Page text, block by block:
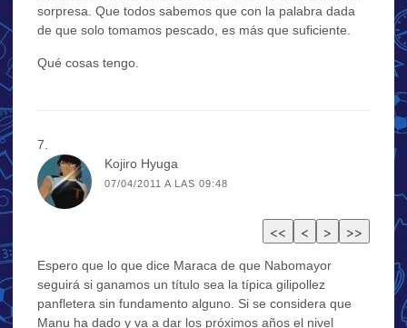
sorpresa. Que todos sabemos que con la palabra dada
de que solo tomamos pescado, es más que suficiente.
Qué cosas tengo.
Kojiro Hyuga
07/04/2011 A LAS 09:48
Espero que lo que dice Maraca de que Nabomayor
seguirá si ganamos un título sea la típica gilipollez
panfletera sin fundamento alguno. Si se considera que
Manu ha dado y va a dar los próximos años el nivel